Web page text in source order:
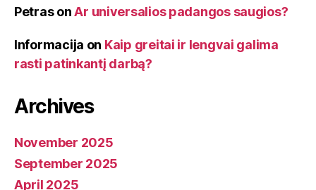
PetrasonAr universalios padangos saugios?
Informacija on Kaip greitai ir lengvai galima
rasti patinkantį darbą?
Archives
November 2025
September 2025
April 2025